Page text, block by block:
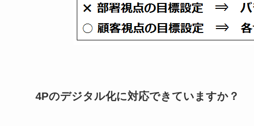
4Pのデジタル化に対応できていますか？